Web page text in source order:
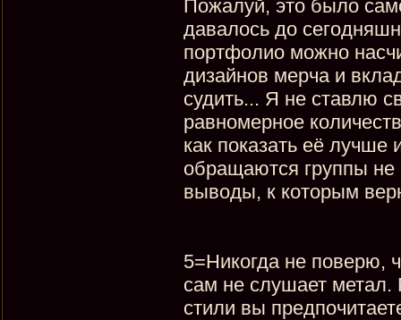
Пожалуй, это было
давалось до
портфолио можно
дизайнов мерча и
судить... Я не ставлю
равномерное
как показать её лучше
обращаются группы
выводы, к которым
5=Никогда не поверю,
сам не слушает метал.
стили вы